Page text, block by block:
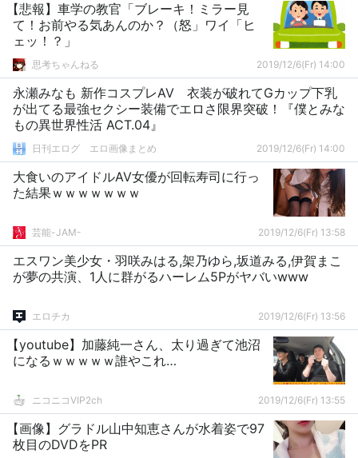
【悲報】車学の教官「ブレーキ！ミラー見
て！お前やる気あんのか？（怒」ワイ「ヒ
ェッ！？」
思考ちゃんねる 2019/12/6(Fr) 14:00
永瀬みなも 新作コスプレAV 衣装が破れてGカップ下乳
が出てる最強セクシー装備でエロさ限界突破！『僕とみな
もの異世界性活 ACT.04』
日刊エログ エロ画像まとめ 2019/12/6(Fr) 14:00
大食いのアイドルAV女優が回転寿司に行っ
た結果ｗｗｗｗｗｗｗ
芸能-JAM- 2019/12/6(Fr) 13:58
エスワン美少女・羽咲みはる,架乃ゆら,坂道みる,伊賀まこ
が夢の共演、1人に群がるハーレム5Pがヤバいwww
エロチカ 2019/12/6(Fr) 13:56
【youtube】加藤純一さん、太り過ぎて池沼
になるｗｗｗｗｗ誰やこれ…
ニコニコVIP2ch 2019/12/6(Fr) 13:55
【画像】グラドル山中知恵さんが水着姿で97
枚目のDVDをPR